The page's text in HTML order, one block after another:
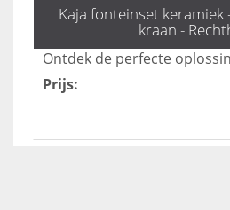
Kaja fonteinset keramiek
kraan -
Prijs: